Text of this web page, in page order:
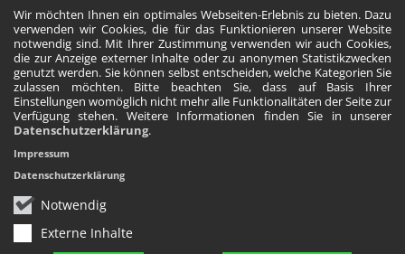
Wir möchten Ihnen ein optimales Webseiten-Erlebnis zu bieten. Dazu
verwenden wir Cookies, die für das Funktionieren unserer Website
notwendig sind. Mit Ihrer Zustimmung verwenden wir auch Cookies,
die zur Anzeige externer Inhalte oder zu anonymen Statistikzwecken
genutzt werden. Sie können selbst entscheiden, welche Kategorien Sie
zulassen möchten. Bitte beachten Sie, dass auf Basis Ihrer
Einstellungen womöglich nicht mehr alle Funktionalitäten der Seite zur
Verfügung stehen. Weitere Informationen finden Sie in unserer
Datenschutzerklärung.
Notwendig
Externe Inhalte
Impressum
Datenschutzerklärung